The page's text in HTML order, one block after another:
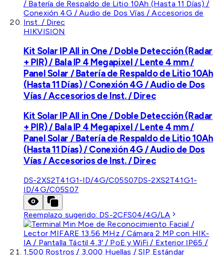
HIKVISION
Kit Solar IP All in One / Doble Detección (Radar
+ PIR) / Bala IP 4 Megapixel / Lente 4 mm /
Panel Solar / Batería de Respaldo de Litio 10Ah
(Hasta 11 Días) / Conexión 4G / Audio de Dos
Vías / Accesorios de Inst. / Direc
Kit Solar IP All in One / Doble Detección (Radar
+ PIR) / Bala IP 4 Megapixel / Lente 4 mm /
Panel Solar / Batería de Respaldo de Litio 10Ah
(Hasta 11 Días) / Conexión 4G / Audio de Dos
Vías / Accesorios de Inst. / Direc
DS-2XS2T41G1-ID/4G/C05S07DS-2XS2T41G1-
ID/4G/C05S07
Reemplazo sugerido: DS-2CFS04/4G/LA